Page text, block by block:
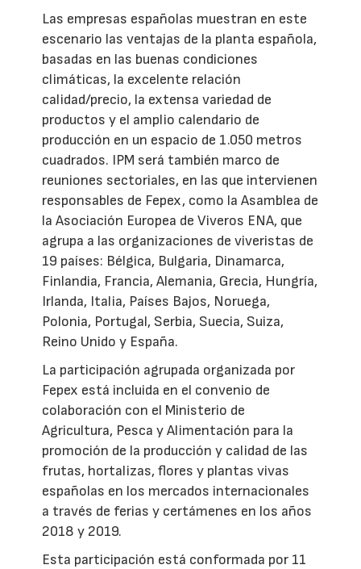
Las empresas españolas muestran en este
escenario las ventajas de la planta española,
basadas en las buenas condiciones
climáticas, la excelente relación
calidad/precio, la extensa variedad de
productos y el amplio calendario de
producción en un espacio de 1.050 metros
cuadrados. IPM será también marco de
reuniones sectoriales, en las que intervienen
responsables de Fepex, como la Asamblea de
la Asociación Europea de Viveros ENA, que
agrupa a las organizaciones de viveristas de
19 países: Bélgica, Bulgaria, Dinamarca,
Finlandia, Francia, Alemania, Grecia, Hungría,
Irlanda, Italia, Países Bajos, Noruega,
Polonia, Portugal, Serbia, Suecia, Suiza,
Reino Unido y España.
La participación agrupada organizada por
Fepex está incluida en el convenio de
colaboración con el Ministerio de
Agricultura, Pesca y Alimentación para la
promoción de la producción y calidad de las
frutas, hortalizas, flores y plantas vivas
españolas en los mercados internacionales
a través de ferias y certámenes en los años
2018 y 2019.
Esta participación está conformada por 11